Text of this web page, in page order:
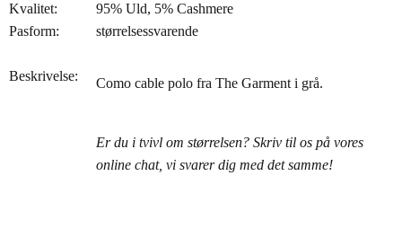
Kvalitet:
Pasform:
Beskrivelse:
95% Uld, 5% Cashmere
størrelsessvarende
Como cable polo fra The Garment i grå.
Er du i tvivl om størrelsen? Skriv til os på vores
online chat, vi svarer dig med det samme!